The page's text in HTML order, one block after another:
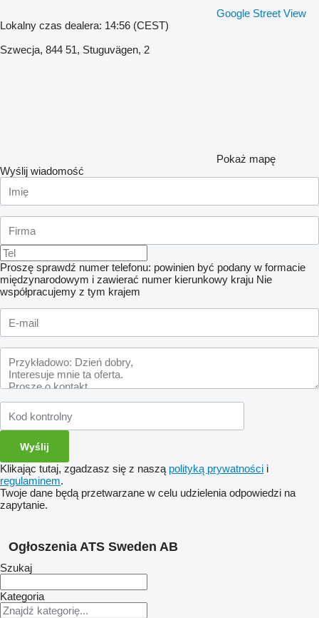
Google Street View
Lokalny czas dealera: 14:56 (CEST)
Szwecja, 844 51, Stuguvägen, 2
Pokaż mapę
Wyślij wiadomość
Proszę sprawdź numer telefonu: powinien być podany w formacie
międzynarodowym i zawierać numer kierunkowy kraju Nie
współpracujemy z tym krajem
Klikając tutaj, zgadzasz się z naszą polityką prywatności i
regulaminem.
Twoje dane będą przetwarzane w celu udzielenia odpowiedzi na
zapytanie.
Ogłoszenia ATS Sweden AB
Szukaj
Kategoria